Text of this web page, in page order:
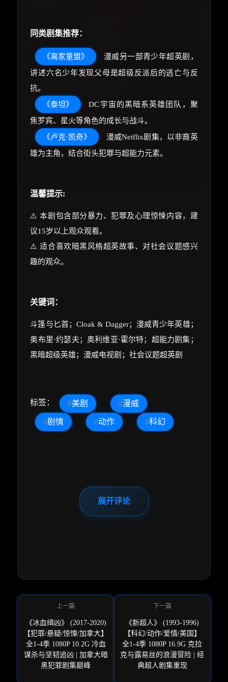
同类剧集推荐：
《离家童盟》
漫威另一部青少年超英剧，
讲述六名少年发现父母是超级反派后的逃亡与反
抗。
《泰坦》
DC宇宙的黑暗系英雄团队，聚
焦罗宾、星火等角色的成长与战斗。
《卢克·凯奇》
漫威Netflix剧集，以非裔英
雄为主角，结合街头犯罪与超能力元素。
温馨提示:
⚠️ 本剧包含部分暴力、犯罪及心理惊悚内容，建
议15岁以上观众观看。
⚠️ 适合喜欢暗黑风格超英故事、对社会议题感兴
趣的观众。
关键词：
斗篷与匕首；Cloak & Dagger；漫威青少年英雄；
奥布里·约瑟夫；奥利维亚·霍尔特；超能力剧集；
黑暗超级英雄；漫威电视剧；社会议题超英剧
标签： #美剧 #漫威
#剧情 #动作 #科幻
展开评论
《冰血缉凶》 (2017-2020)
【犯罪/悬疑/惊悚/加拿大】
全1-4季 1080P 10.2G 冷血
谋杀与坚韧追凶 | 加拿大暗
黑犯罪剧集巅峰
《新超人》 (1993-1996)
【科幻/动作/爱情/美国】
全1-4季 1080P 16.9G 克拉
克与露易丝的浪漫冒险 | 经
典超人剧集重现